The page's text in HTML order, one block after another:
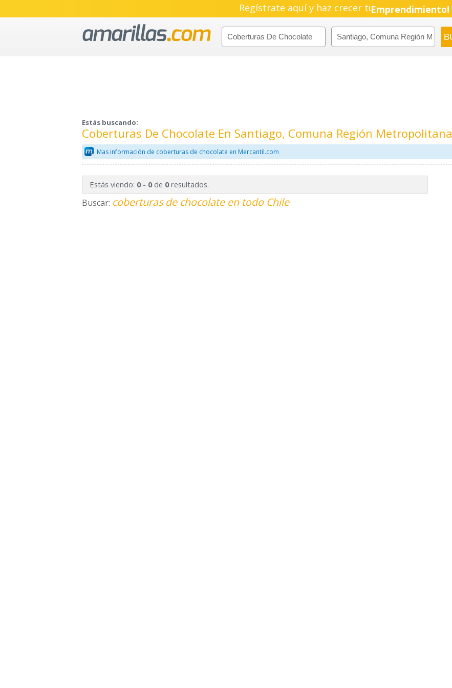
Regístrate aquí y haz crecer tuEmprendimiento!
Estás buscando:
Coberturas De Chocolate En Santiago, Comuna Región Metropolitana
Mas información de coberturas de chocolate en Mercantil.com
Estás viendo: 0- 0de 0resultados.
Buscar: coberturas de chocolate en todo Chile